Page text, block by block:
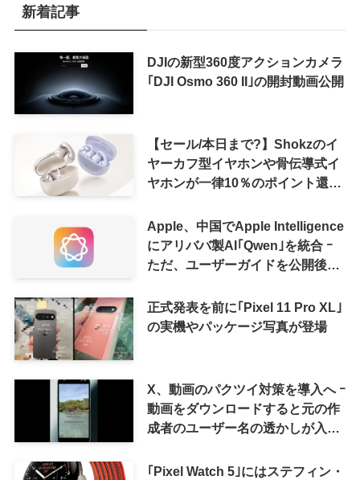
新着記事
DJIの新型360度アクションカメラ
｢DJI Osmo 360 II｣の開封動画公開
【セール/本日まで?】Shokzのイ
ヤーカフ型イヤホンや骨伝導式イ
ヤホンが一律10％のポイント還元
Apple、中国でApple Intelligence
にアリババ製AI｢Qwen｣を統合 ｰ
ただ、ユーザーガイドを公開後に
正式発表を前に｢Pixel 11 Pro XL｣
の実機やパッケージ写真が登場
X、動画のパクツイ対策を導入へ ｰ
動画をダウンロードすると元の作
成者のユーザー名の透かしが入る
｢Pixel Watch 5｣にはステフィン・